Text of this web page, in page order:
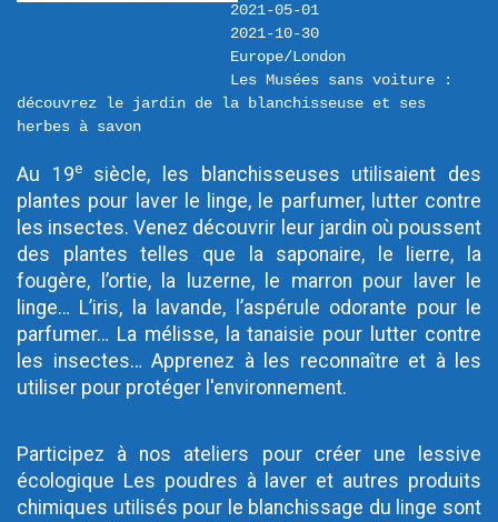
2021-05-01
2021-10-30
Europe/London
Les Musées sans voiture :
découvrez le jardin de la blanchisseuse et ses
herbes à savon
Au 19e siècle, les blanchisseuses utilisaient des
plantes pour laver le linge, le parfumer, lutter contre
les insectes. Venez découvrir leur jardin où poussent
des plantes telles que la saponaire, le lierre, la
fougère, l’ortie, la luzerne, le marron pour laver le
linge… L’iris, la lavande, l’aspérule odorante pour le
parfumer… La mélisse, la tanaisie pour lutter contre
les insectes… Apprenez à les reconnaître et à les
utiliser pour protéger l'environnement.
Participez à nos ateliers pour créer une lessive
écologique Les poudres à laver et autres produits
chimiques utilisés pour le blanchissage du linge sont